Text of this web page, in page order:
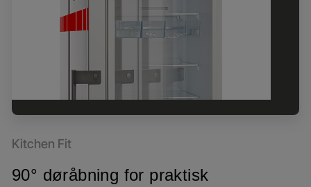
Kitchen Fit
90° døråbning for praktisk